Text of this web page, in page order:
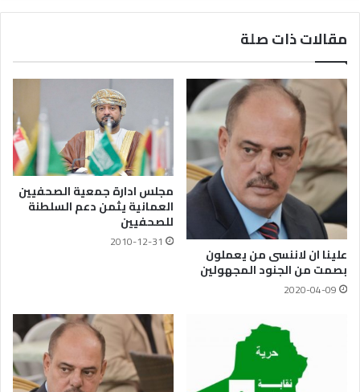
مقالات ذات صلة
علينا ان لاننسى من يعملون
بصمت من الجنود المجهولين
2020-04-09
مجلس ادارة جمعية الصحفيين
العمانية يثمن دعم السلطنة
للصحفيين
2010-12-31